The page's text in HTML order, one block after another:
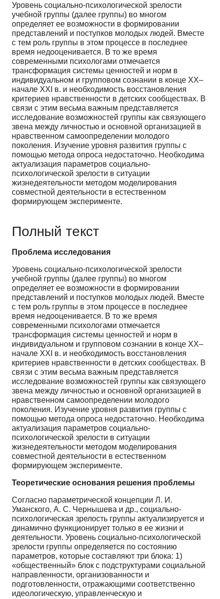
Уровень социально-психологической зрелости
учебной группы (далее группы) во многом
определяет ее возможности в формировании
представлений и поступков молодых людей. Вместе
с тем роль группы в этом процессе в последнее
время недооценивается. В то же время
современными психологами отмечается
трансформация системы ценностей и норм в
индивидуальном и групповом сознании в конце XX–
начале XXI в. и необходимость восстановления
критериев нравственности в детских сообществах. В
связи с этим весьма важным представляется
исследование возможностей группы как связующего
звена между личностью и основной организацией в
нравственном самоопределении молодого
поколения. Изучение уровня развития группы с
помощью метода опроса недостаточно. Необходима
актуализация параметров социально-
психологической зрелости в ситуации
жизнедеятельности методом моделирования
совместной деятельности в естественном
формирующем эксперименте.
Полный текст
Проблема исследования
Уровень социально-психологической зрелости
учебной группы (далее группы) во многом
определяет ее возможности в формировании
представлений и поступков молодых людей. Вместе
с тем роль группы в этом процессе в последнее
время недооценивается. В то же время
современными психологами отмечается
трансформация системы ценностей и норм в
индивидуальном и групповом сознании в конце XX–
начале XXI в. и необходимость восстановления
критериев нравственности в детских сообществах. В
связи с этим весьма важным представляется
исследование возможностей группы как связующего
звена между личностью и основной организацией в
нравственном самоопределении молодого
поколения. Изучение уровня развития группы с
помощью метода опроса недостаточно. Необходима
актуализация параметров социально-
психологической зрелости в ситуации
жизнедеятельности методом моделирования
совместной деятельности в естественном
формирующем эксперименте.
Теоретические основания решения проблемы
Согласно параметрической концепции Л. И.
Уманского, А. С. Чернышева и др., социально-
психологическая зрелость группы актуализируется и
динамично функционирует только в ее жизни и
деятельности. Уровень социально-психологической
зрелости группы определяется по состоянию
параметров, которые составляют три блока: 1)
«общественный» блок с подструктурами социальной
направленности, организованности и
подготовленности, отражающими соответственно
идеологическую, управленческую и